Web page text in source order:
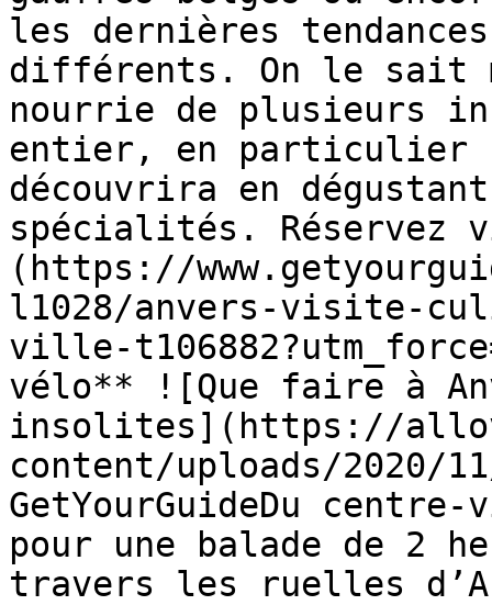
les dernières
différents. On le sait
nourrie de plusieurs
entier, en particulier
découvrira en
spécialités. Réservez
(https://
l1028/anvers-visite-
ville-
vélo** ![Que faire à
insolites](https://
content/uploads/2020/
GetYourGuideDu
pour une balade de 2
travers les ruelles